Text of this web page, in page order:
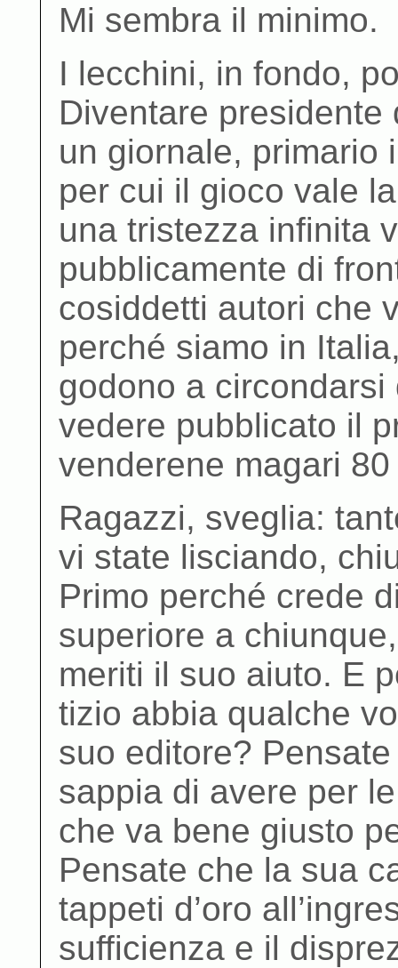
Mi sembra il minimo.
I lecchini, in fondo,
Diventare
un giornale, primario
per cui il gioco vale
una tristezza infinita
pubblicamente di
cosiddetti autori che
perché siamo in
godono a
vedere pubblicato il
venderene magari
Ragazzi, sveglia:
vi state lisciando,
Primo perché crede
superiore a
meriti il suo aiuto. E
tizio abbia qualche
suo editore?
sappia di avere per
che va bene giusto
Pensate che la sua
tappeti d’oro
sufficienza e il